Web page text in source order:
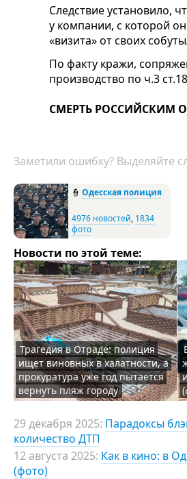
Следствие установило,
у компании, с которой
«визита» от своих
По факту кражи,
производство по ч.3
СМЕРТЬ РОССИЙСКИМ
Заметили ошибку? Выделяйте
👮 Одесская полиция
4976 новостей, 1834
фото
Новости по этой теме:
Трагедия в Отраде: полиция
ищет виновных в халатности, а
прокуратура уже год пытается
вернуть пляж городу
29 декабря 2025: Парадоксы
количество ДТП
12 августа 2025: Как в кино: в
(фото)